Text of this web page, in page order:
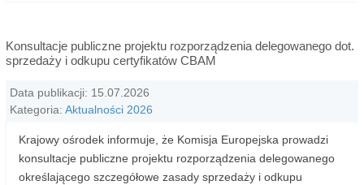
Konsultacje publiczne projektu rozporządzenia delegowanego dot.
sprzedaży i odkupu certyfikatów CBAM
Data publikacji: 15.07.2026
Kategoria: Aktualności 2026
Krajowy ośrodek informuje, że Komisja Europejska prowadzi
konsultacje publiczne projektu rozporządzenia delegowanego
określającego szczegółowe zasady sprzedaży i odkupu